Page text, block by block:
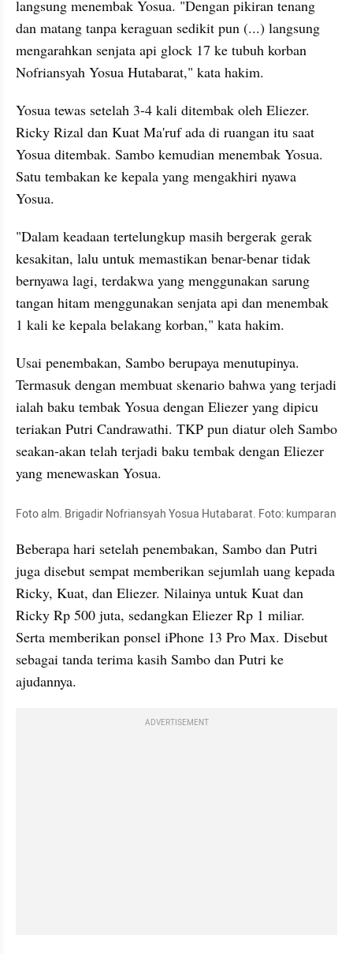
langsung menembak Yosua. "Dengan pikiran tenang
dan matang tanpa keraguan sedikit pun (...) langsung
mengarahkan senjata api glock 17 ke tubuh korban
Nofriansyah Yosua Hutabarat," kata hakim.
Yosua tewas setelah 3-4 kali ditembak oleh Eliezer.
Ricky Rizal dan Kuat Ma'ruf ada di ruangan itu saat
Yosua ditembak. Sambo kemudian menembak Yosua.
Satu tembakan ke kepala yang mengakhiri nyawa
Yosua.
"Dalam keadaan tertelungkup masih bergerak gerak
kesakitan, lalu untuk memastikan benar-benar tidak
bernyawa lagi, terdakwa yang menggunakan sarung
tangan hitam menggunakan senjata api dan menembak
1 kali ke kepala belakang korban," kata hakim.
Usai penembakan, Sambo berupaya menutupinya.
Termasuk dengan membuat skenario bahwa yang terjadi
ialah baku tembak Yosua dengan Eliezer yang dipicu
teriakan Putri Candrawathi. TKP pun diatur oleh Sambo
seakan-akan telah terjadi baku tembak dengan Eliezer
yang menewaskan Yosua.
Foto alm. Brigadir Nofriansyah Yosua Hutabarat. Foto: kumparan
Beberapa hari setelah penembakan, Sambo dan Putri
juga disebut sempat memberikan sejumlah uang kepada
Ricky, Kuat, dan Eliezer. Nilainya untuk Kuat dan
Ricky Rp 500 juta, sedangkan Eliezer Rp 1 miliar.
Serta memberikan ponsel iPhone 13 Pro Max. Disebut
sebagai tanda terima kasih Sambo dan Putri ke
ajudannya.
ADVERTISEMENT